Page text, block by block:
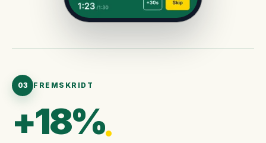
03 FREMSKRIDT
+18%